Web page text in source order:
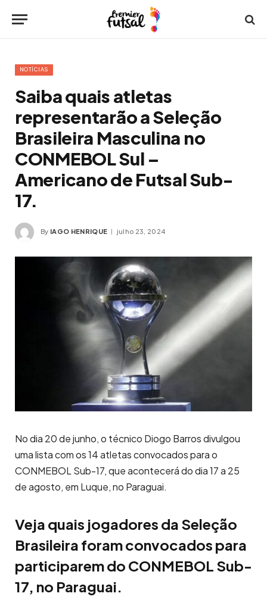
NOTÍCIAS
Saiba quais atletas
representarão a Seleção
Brasileira Masculina no
CONMEBOL Sul –
Americano de Futsal Sub-
17.
By IAGO HENRIQUE julho 23, 2024
No dia 20 de junho, o técnico Diogo Barros divulgou
uma lista com os 14 atletas convocados para o
CONMEBOL Sub-17, que acontecerá do dia 17 a 25
de agosto, em Luque, no Paraguai.
Veja quais jogadores da Seleção
Brasileira foram convocados para
participarem do CONMEBOL Sub-
17, no Paraguai.